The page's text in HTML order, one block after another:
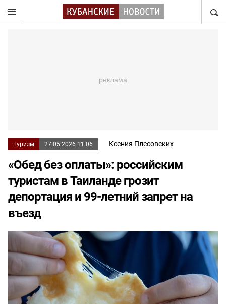
Туризм 27.05.2026 11:06 Ксения Плесовских
«Обед без оплаты»: российским
туристам в Таиланде грозит
депортация и 99-летний запрет на
въезд